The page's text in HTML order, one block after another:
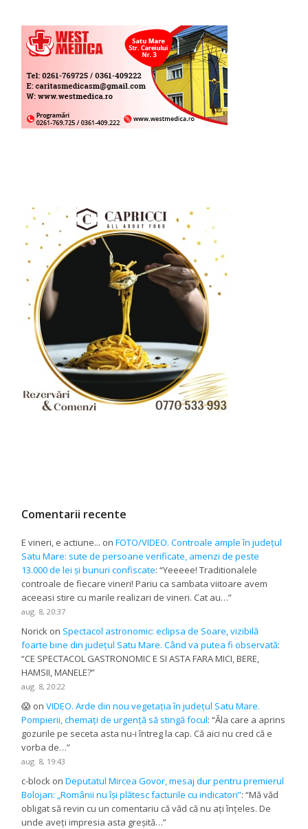
Comentarii recente
E vineri, e actiune... onFOTO/VIDEO. Controale ample în județul
Satu Mare: sute de persoane verificate, amenzi de peste
13.000 de lei și bunuri confiscate: “Yeeeee! Traditionalele
controale de fiecare vineri! Pariu ca sambata viitoare avem
aceeasi stire cu marile realizari de vineri. Cat au…”
aug. 8, 20:37
Norick on Spectacol astronomic: eclipsa de Soare, vizibilă
foarte bine din județul Satu Mare. Când va putea fi observată:
“CE SPECTACOL GASTRONOMIC E SI ASTA FARA MICI, BERE,
HAMSII, MANELE?”
aug. 8, 20:22
😱 onVIDEO. Arde din nou vegetația în județul Satu Mare.
Pompierii, chemați de urgență să stingă focul: “Ăla care a aprins
gozurile pe seceta asta nu-i întreg la cap. Că aici nu cred că e
vorba de…”
aug. 8, 19:43
c-block onDeputatul Mircea Govor, mesaj dur pentru premierul
Bolojan: „Românii nu își plătesc facturile cu indicatori”: “Mă văd
obligat să revin cu un comentariu că văd că nu ați înțeles. De
unde aveți impresia asta greșită…”